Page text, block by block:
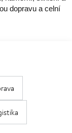
dopravu a celní